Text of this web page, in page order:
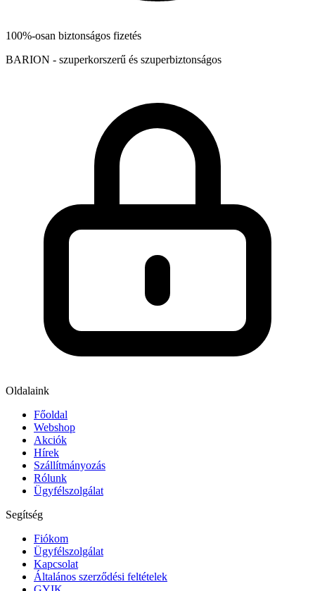
100%-osan biztonságos fizetés
BARION - szuperkorszerű és szuperbiztonságos
Oldalaink
Főoldal
Webshop
Akciók
Hírek
Szállítmányozás
Rólunk
Ügyfélszolgálat
Segítség
Fiókom
Ügyfélszolgálat
Kapcsolat
Általános szerződési feltételek